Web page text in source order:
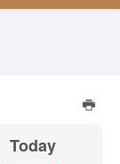
Today